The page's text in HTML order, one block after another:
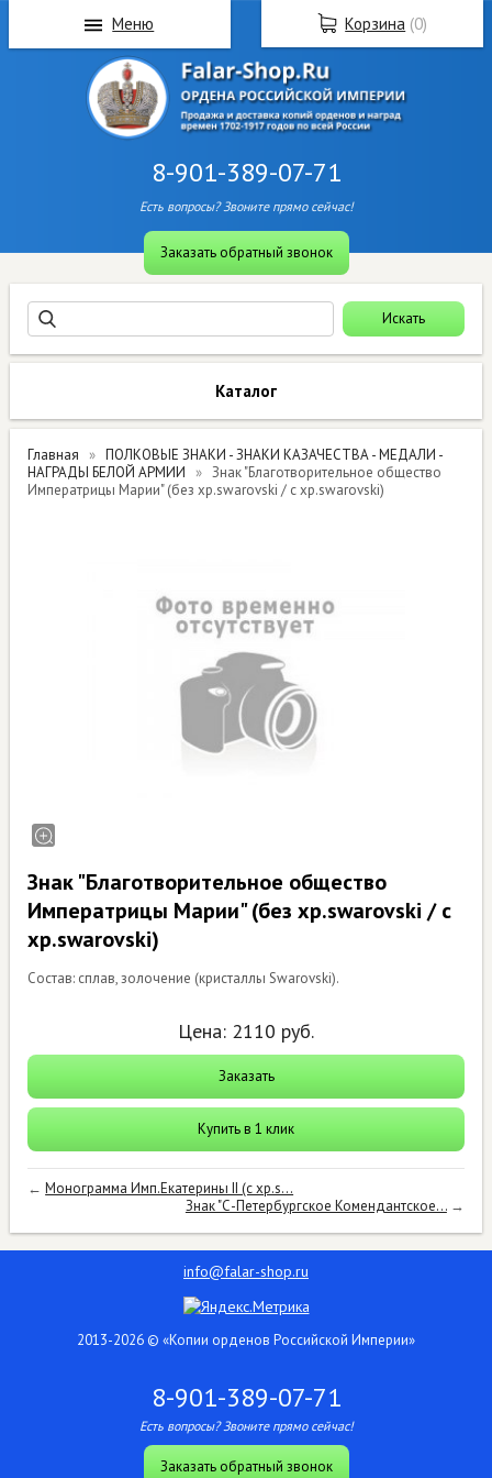
8-901-389-07-71
Есть вопросы? Звоните прямо сейчас!
Заказать обратный звонок
Каталог
Главная
ПОЛКОВЫЕ ЗНАКИ - ЗНАКИ КАЗАЧЕСТВА - МЕДАЛИ -
НАГРАДЫ БЕЛОЙ АРМИИ
Знак "Благотворительное общество
Императрицы Марии" (без хр.swarovski / с хр.swarovski)
Знак "Благотворительное общество
Императрицы Марии" (без хр.swarovski / с
хр.swarovski)
Состав: сплав, золочение (кристаллы Swarovski).
Цена: 2110 руб.
Заказать
Купить в 1 клик
←Монограмма Имп.Екатерины II (с хр.s...
Знак "С-Петербургское Комендантское...→
info@falar-shop.ru
2013-2026 © «Копии орденов Российской Империи»
8-901-389-07-71
Есть вопросы? Звоните прямо сейчас!
Заказать обратный звонок
Корзина (0)
Меню